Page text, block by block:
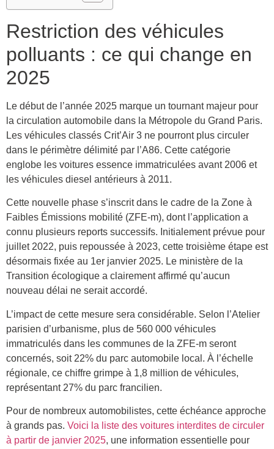
Restriction des véhicules
polluants : ce qui change en
2025
Le début de l’année 2025 marque un tournant majeur pour
la circulation automobile dans la Métropole du Grand Paris.
Les véhicules classés Crit’Air 3 ne pourront plus circuler
dans le périmètre délimité par l’A86. Cette catégorie
englobe les voitures essence immatriculées avant 2006 et
les véhicules diesel antérieurs à 2011.
Cette nouvelle phase s’inscrit dans le cadre de la Zone à
Faibles Émissions mobilité (ZFE-m), dont l’application a
connu plusieurs reports successifs. Initialement prévue pour
juillet 2022, puis repoussée à 2023, cette troisième étape est
désormais fixée au 1er janvier 2025. Le ministère de la
Transition écologique a clairement affirmé qu’aucun
nouveau délai ne serait accordé.
L’impact de cette mesure sera considérable. Selon l’Atelier
parisien d’urbanisme, plus de 560 000 véhicules
immatriculés dans les communes de la ZFE-m seront
concernés, soit 22% du parc automobile local. À l’échelle
régionale, ce chiffre grimpe à 1,8 million de véhicules,
représentant 27% du parc francilien.
Pour de nombreux automobilistes, cette échéance approche
à grands pas. Voici la liste des voitures interdites de circuler
à partir de janvier 2025, une information essentielle pour